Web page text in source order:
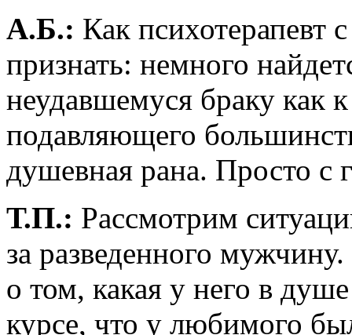
А.Б.: Как психотерапевт
признать: немного
неудавшемуся браку как
подавляющего
душевная рана. Просто с
Т.П.: Рассмотрим
за разведенного
о том, какая у него в
курсе, что у любимого